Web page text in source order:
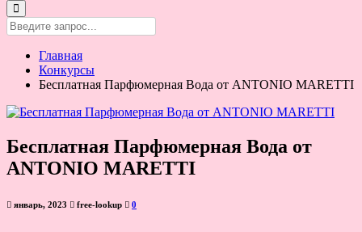
Главная
Конкурсы
Бесплатная Парфюмерная Вода от ANTONIO MARETTI
Бесплатная Парфюмерная Вода от
ANTONIO MARETTI
январь, 2023 free-lookup 0